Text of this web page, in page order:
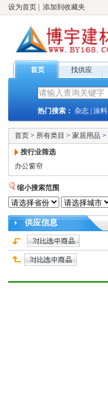
设为首页 添加到收藏夹
首页 找供应
热门搜索： 杂志 涂料
首页 > 所有类目 > 家居用品 >
按行业筛选
办公窗帘
缩小搜索范围
供应信息